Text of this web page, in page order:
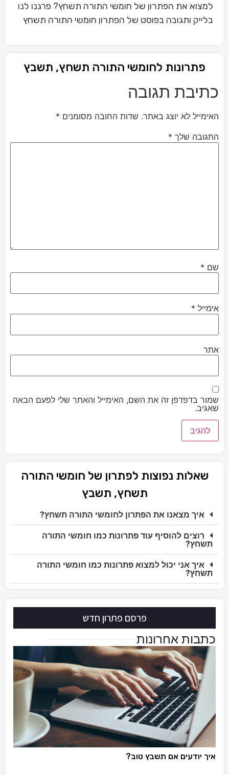
למצוא את הפתרון של חומשי התורה תשחץ? פרגנו לנו
בלייק ותגובה בפוסט של הפתרון חומשי התורה תשחץ
פתרונות לחומשי התורה תשחץ, תשבץ
כתיבת תגובה
האימייל לא יוצג באתר. שדות החובה מסומנים *
התגובה שלך *
שם *
אימייל *
אתר
שמור בדפדפן זה את השם, האימייל והאתר שלי לפעם הבאה
שאגיב.
שאלות נפוצות לפתרון של חומשי התורה
תשחץ, תשבץ
איך מצאנו את הפתרון לחומשי התורה תשחץ?
רוצים להוסיף עוד פתרונות כמו חומשי התורה
תשחץ?
איך אני יכול למצוא פתרונות כמו חומשי התורה
תשחץ?
פרסם פתרון חדש
כתבות אחרונות
איך יודעים אם תשבץ טוב?